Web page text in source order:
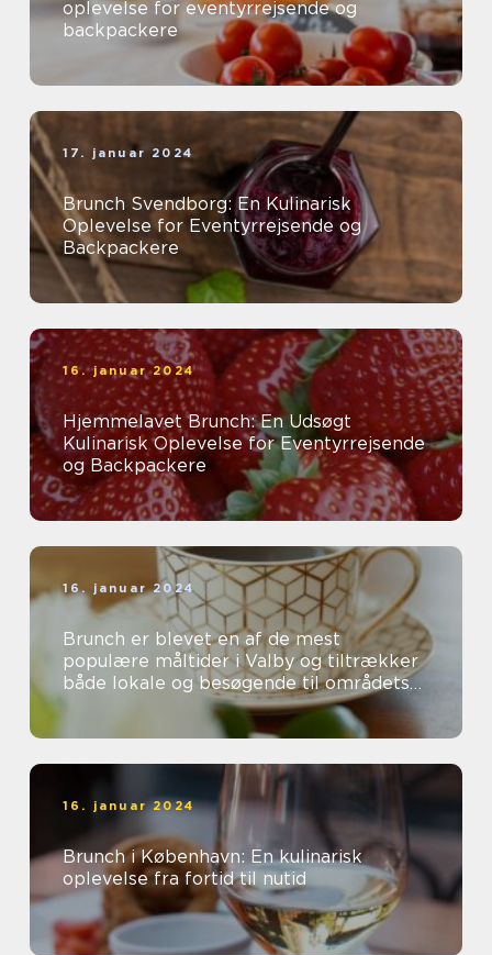
oplevelse for eventyrrejsende og
backpackere
17. januar 2024
Brunch Svendborg: En Kulinarisk
Oplevelse for Eventyrrejsende og
Backpackere
16. januar 2024
Hjemmelavet Brunch: En Udsøgt
Kulinarisk Oplevelse for Eventyrrejsende
og Backpackere
16. januar 2024
Brunch er blevet en af de mest
populære måltider i Valby og tiltrækker
både lokale og besøgende til områdets
mange charmerende caféer og
16. januar 2024
Brunch i København: En kulinarisk
oplevelse fra fortid til nutid